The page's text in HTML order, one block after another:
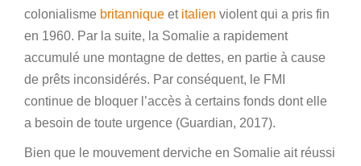
colonialisme britannique et italien violent qui a pris fin
en 1960. Par la suite, la Somalie a rapidement
accumulé une montagne de dettes, en partie à cause
de prêts inconsidérés. Par conséquent, le FMI
continue de bloquer l’accès à certains fonds dont elle
a besoin de toute urgence (Guardian, 2017).
Bien que le mouvement derviche en Somalie ait réussi